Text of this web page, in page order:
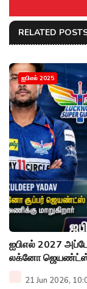
RELATED
ஐபிஎல் 2025
ஐபிஎல் 2027
லக்னோ
21 Jun 2026,